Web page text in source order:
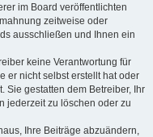
im Board veröffentlichten
zeitweise oder
ausschließen und Ihnen ein
keine Verantwortung für
er nicht selbst erstellt hat oder
Sie gestatten dem Betreiber, Ihr
jederzeit zu löschen oder zu
Ihre Beiträge abzuändern,